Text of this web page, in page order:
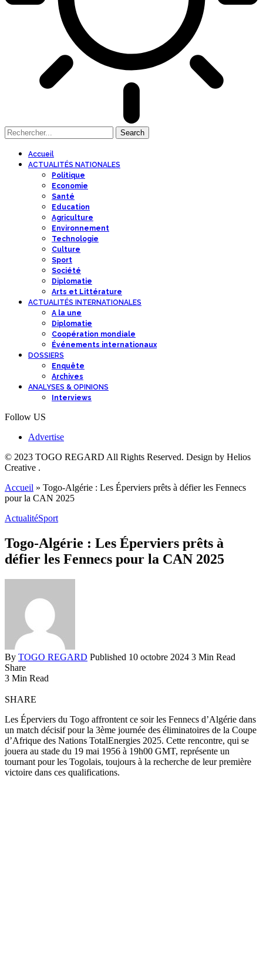
Accueil
ACTUALITÉS NATIONALES
Politique
Economie
Santé
Education
Agriculture
Environnement
Technologie
Culture
Sport
Société
Diplomatie
Arts et Littérature
ACTUALITÉS INTERNATIONALES
A la une
Diplomatie
Coopération mondiale
Événements internationaux
DOSSIERS
Enquête
Archives
ANALYSES & OPINIONS
Interviews
Follow US
Advertise
© 2023 TOGO REGARD All Rights Reserved. Design by Helios
Creative .
Accueil » Togo-Algérie : Les Éperviers prêts à défier les Fennecs
pour la CAN 2025
ActualitéSport
Togo-Algérie : Les Éperviers prêts à
défier les Fennecs pour la CAN 2025
By TOGO REGARD Published 10 octobre 2024 3 Min Read
Share
3 Min Read
SHARE
Les Éperviers du Togo affrontent ce soir les Fennecs d’Algérie dans
un match décisif pour la 3ème journée des éliminatoires de la Coupe
d’Afrique des Nations TotalEnergies 2025. Cette rencontre, qui se
jouera au stade du 19 mai 1956 à 19h00 GMT, représente un
tournant pour les Togolais, toujours à la recherche de leur première
victoire dans ces qualifications.